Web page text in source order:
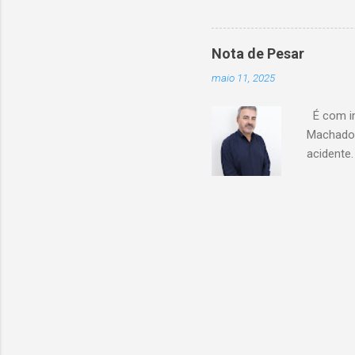
existe a
Nota de Pesar
maio 11, 2025
É com
Celio
sobre o